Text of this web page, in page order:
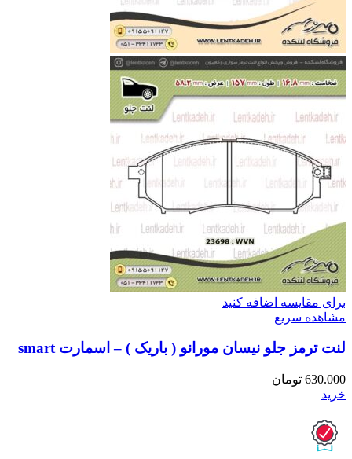
برای مقایسه اضافه کنید
مشاهده سریع
لنت ترمز جلو نیسان مورانو ( باریک ) – اسمارت smart
630.000 تومان
خرید